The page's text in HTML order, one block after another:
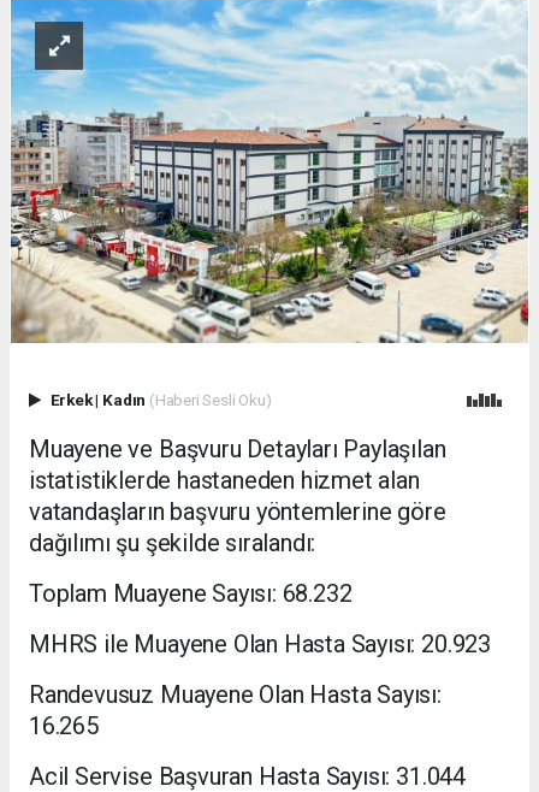
Erkek| Kadın (Haberi Sesli Oku)
Muayene ve Başvuru Detayları Paylaşılan
istatistiklerde hastaneden hizmet alan
vatandaşların başvuru yöntemlerine göre
dağılımı şu şekilde sıralandı:
Toplam Muayene Sayısı: 68.232
MHRS ile Muayene Olan Hasta Sayısı: 20.923
Randevusuz Muayene Olan Hasta Sayısı:
16.265
Acil Servise Başvuran Hasta Sayısı: 31.044